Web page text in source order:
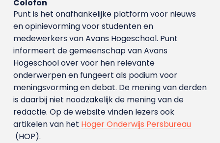
Colofon
Punt is het onafhankelijke platform voor nieuws
en opinievorming voor studenten en
medewerkers van Avans Hoge­school. Punt
informeert de gemeenschap van Avans
Hogeschool over voor hen relevante
onderwerpen en fungeert als podium voor
meningsvorming en debat. De mening van derden
is daarbij niet noodzakelijk de mening van de
redactie. Op de website vinden lezers ook
artikelen van het Hoger Onderwijs Persbureau
(HOP).